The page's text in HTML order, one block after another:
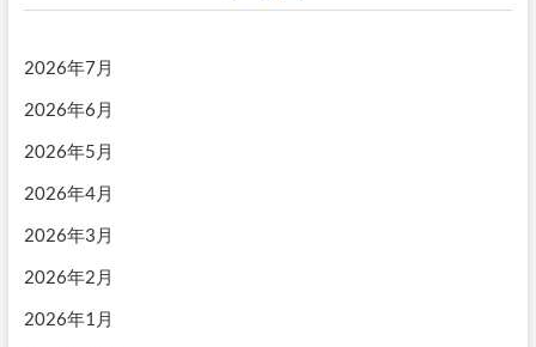
ョ
ン
2026年7月
2026年6月
2026年5月
2026年4月
2026年3月
2026年2月
2026年1月